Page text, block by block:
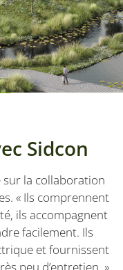
Sidcon
sur la collaboration
« Ils comprennent
ils accompagnent
facilement. Ils
et fournissent